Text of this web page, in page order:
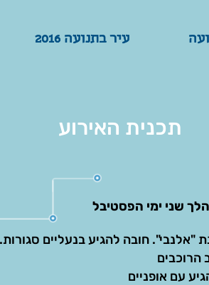
עיר בתנועה 2016
עיר בתנועה 2016
תכנית האירוע
שני ימי הפסטיבל
"אלנבי". חובה להגיע בנעליים סגורות.
הרוכבים
עם אופניים